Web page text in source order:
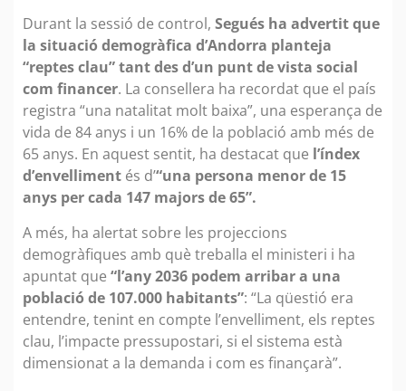
Durant la sessió de control, Segués ha advertit que
la situació demogràfica d’Andorra planteja
“reptes clau” tant des d’un punt de vista social
com financer. La consellera ha recordat que el país
registra “una natalitat molt baixa”, una esperança de
vida de 84 anys i un 16% de la població amb més de
65 anys. En aquest sentit, ha destacat que l’índex
d’envelliment és d’“una persona menor de 15
anys per cada 147 majors de 65”.
A més, ha alertat sobre les projeccions
demogràfiques amb què treballa el ministeri i ha
apuntat que “l’any 2036 podem arribar a una
població de 107.000 habitants”: “La qüestió era
entendre, tenint en compte l’envelliment, els reptes
clau, l’impacte pressupostari, si el sistema està
dimensionat a la demanda i com es finançarà”.